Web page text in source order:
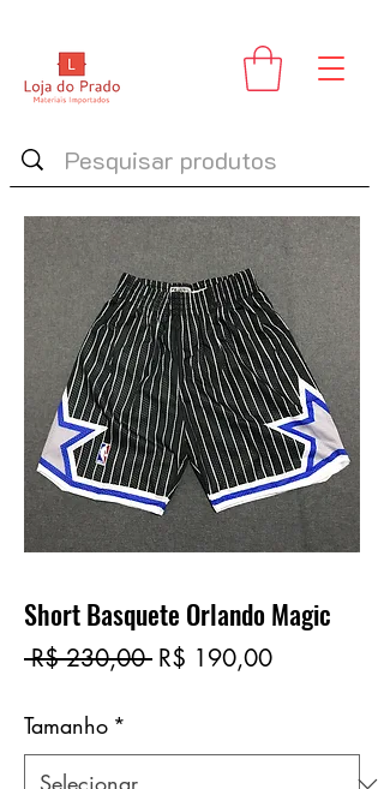
Short Basquete Orlando Magic
R$ 230,00 Preço
R$ 190,00Preço
Tamanho *